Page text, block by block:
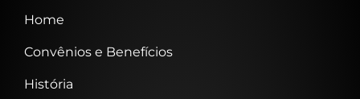
Home
Convênios e Benefícios
História